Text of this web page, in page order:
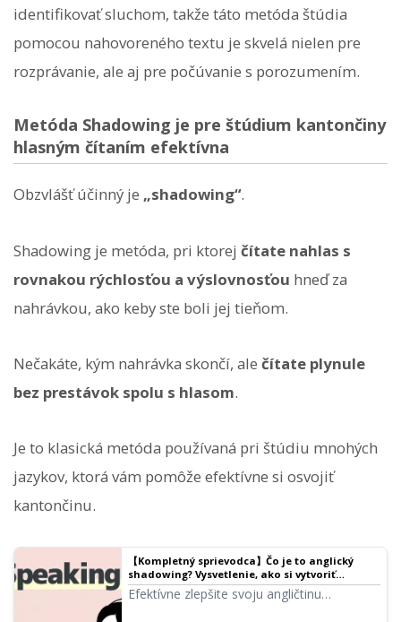
identifikovať sluchom, takže táto metóda štúdia
pomocou nahovoreného textu je skvelá nielen pre
rozprávanie, ale aj pre počúvanie s porozumením.
Metóda Shadowing je pre štúdium kantončiny
hlasným čítaním efektívna
Obzvlášť účinný je „shadowing“.
Shadowing je metóda, pri ktorej čítate nahlas s
rovnakou rýchlosťou a výslovnosťou hneď za
nahrávkou, ako keby ste boli jej tieňom.
Nečakáte, kým nahrávka skončí, ale čítate plynule
bez prestávok spolu s hlasom.
Je to klasická metóda používaná pri štúdiu mnohých
jazykov, ktorá vám pomôže efektívne si osvojiť
kantončinu.
【Kompletný sprievodca】Čo je to anglický
shadowing? Vysvetlenie, ako si vytvoriť
bezplatné materiály!
Efektívne zlepšite svoju angličtinu